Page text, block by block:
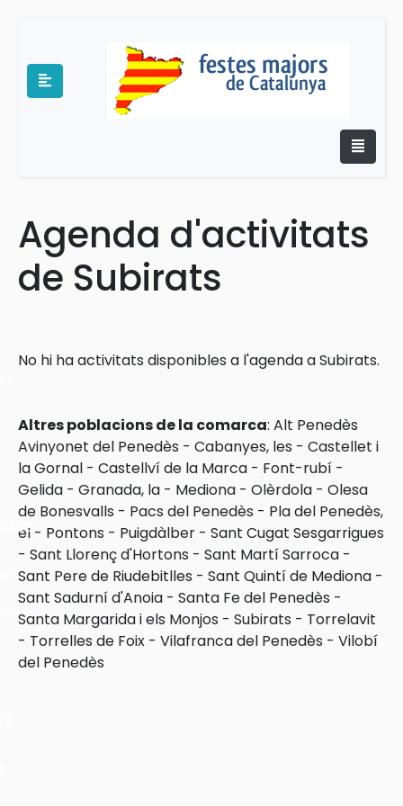
Agenda d'activitats
de Subirats
No hi ha activitats disponibles a l'agenda a Subirats.
Altres poblacions de la comarca: Alt Penedès
Avinyonet del Penedès - Cabanyes, les - Castellet i
la Gornal - Castellví de la Marca - Font-rubí -
Gelida - Granada, la - Mediona - Olèrdola - Olesa
de Bonesvalls - Pacs del Penedès - Pla del Penedès,
el - Pontons - Puigdàlber - Sant Cugat Sesgarrigues
- Sant Llorenç d'Hortons - Sant Martí Sarroca -
Sant Pere de Riudebitlles - Sant Quintí de Mediona -
Sant Sadurní d'Anoia - Santa Fe del Penedès -
Santa Margarida i els Monjos - Subirats - Torrelavit
- Torrelles de Foix - Vilafranca del Penedès - Vilobí
del Penedès